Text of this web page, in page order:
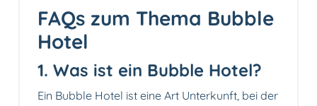
FAQs zum Thema Bubble
Hotel
1. Was ist ein Bubble Hotel?
Ein Bubble Hotel ist eine Art Unterkunft, bei der